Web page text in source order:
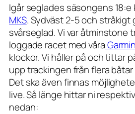
Igår seglades säsongens 18:e
MKS. Sydväst 2-5 och stråkigt
svårseglad. Vi var åtminstone
loggade racet med våra
klockor. Vi håller på och tittar
upp trackingen från flera båtar
Det ska även finnas
live. Så länge hittar ni
nedan: